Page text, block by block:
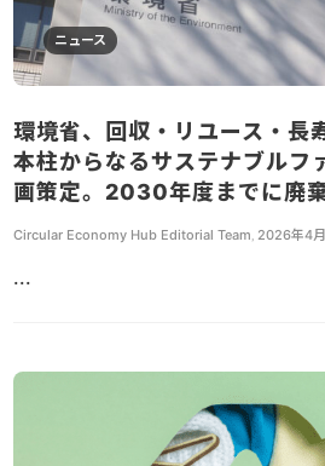
ニュース
環境省、回収・リユース・長
本柱からなるサステナブルフ
画策定。2030年度までに廃
Circular Economy Hub Editorial Team 2026年4
...